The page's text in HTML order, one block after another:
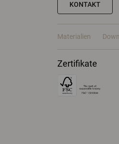
KONTAKT
Materialien
Zertifikate